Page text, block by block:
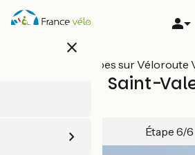
Aller
au
close
Toutes les étapes sur Véloroute
Abbeville / Saint-
Étape 6/6